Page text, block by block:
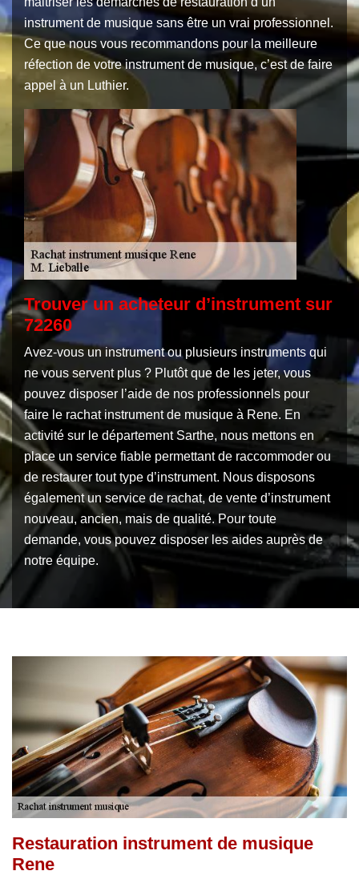
instrument de musique sans être un vrai professionnel.
Ce que nous vous recommandons pour la meilleure
réfection de votre instrument de musique, c’est de faire
appel à un Luthier.
Trouver un acheteur d’instrument sur
72260
Avez-vous un instrument ou plusieurs instruments qui
ne vous servent plus ? Plutôt que de les jeter, vous
pouvez disposer l’aide de nos professionnels pour
faire le rachat instrument de musique à Rene. En
activité sur le département Sarthe, nous mettons en
place un service fiable permettant de raccommoder ou
de restaurer tout type d’instrument. Nous disposons
également un service de rachat, de vente d’instrument
nouveau, ancien, mais de qualité. Pour toute
demande, vous pouvez disposer les aides auprès de
notre équipe.
Restauration instrument de musique
Rene